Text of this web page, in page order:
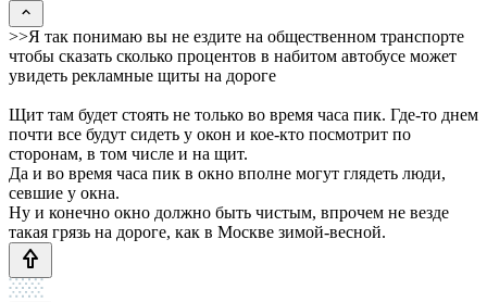
>>Я так понимаю вы не ездите на общественном транспорте
чтобы сказать сколько процентов в набитом автобусе может
увидеть рекламные щиты на дороге
Щит там будет стоять не только во время часа пик. Где-то днем
почти все будут сидеть у окон и кое-кто посмотрит по
сторонам, в том числе и на щит.
Да и во время часа пик в окно вполне могут глядеть люди,
севшие у окна.
Ну и конечно окно должно быть чистым, впрочем не везде
такая грязь на дороге, как в Москве зимой-весной.